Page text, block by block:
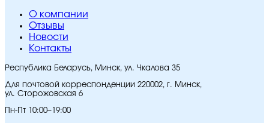
O компании
Отзывы
Новости
Контакты
Республика Беларусь, Минск, ул. Чкалова 35
Для почтовой корреспонденции 220002, г. Минск,
ул. Сторожовская 6
Пн-Пт 10:00–19:00